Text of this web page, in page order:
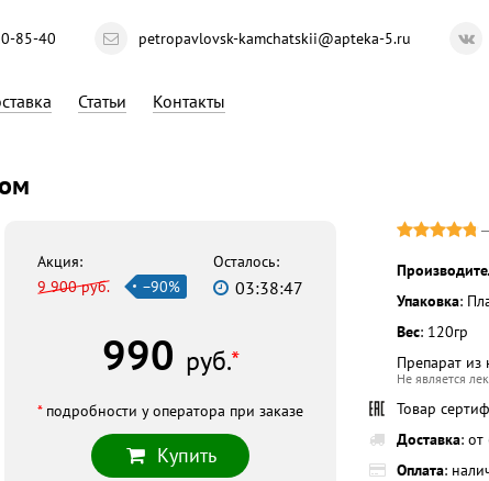
85-40 petropavlovsk-kamchatskii@apteka-5.ru
Статьи Контакты
Акция:
9 900 руб.
−90%
Осталось:
03:38:46
990 руб.*
*подробности у оператора при заказе
Купить
Упаковка:
Вес: 120гр
Препарат из
Не является
Товар
Доставка: от
Оплата: